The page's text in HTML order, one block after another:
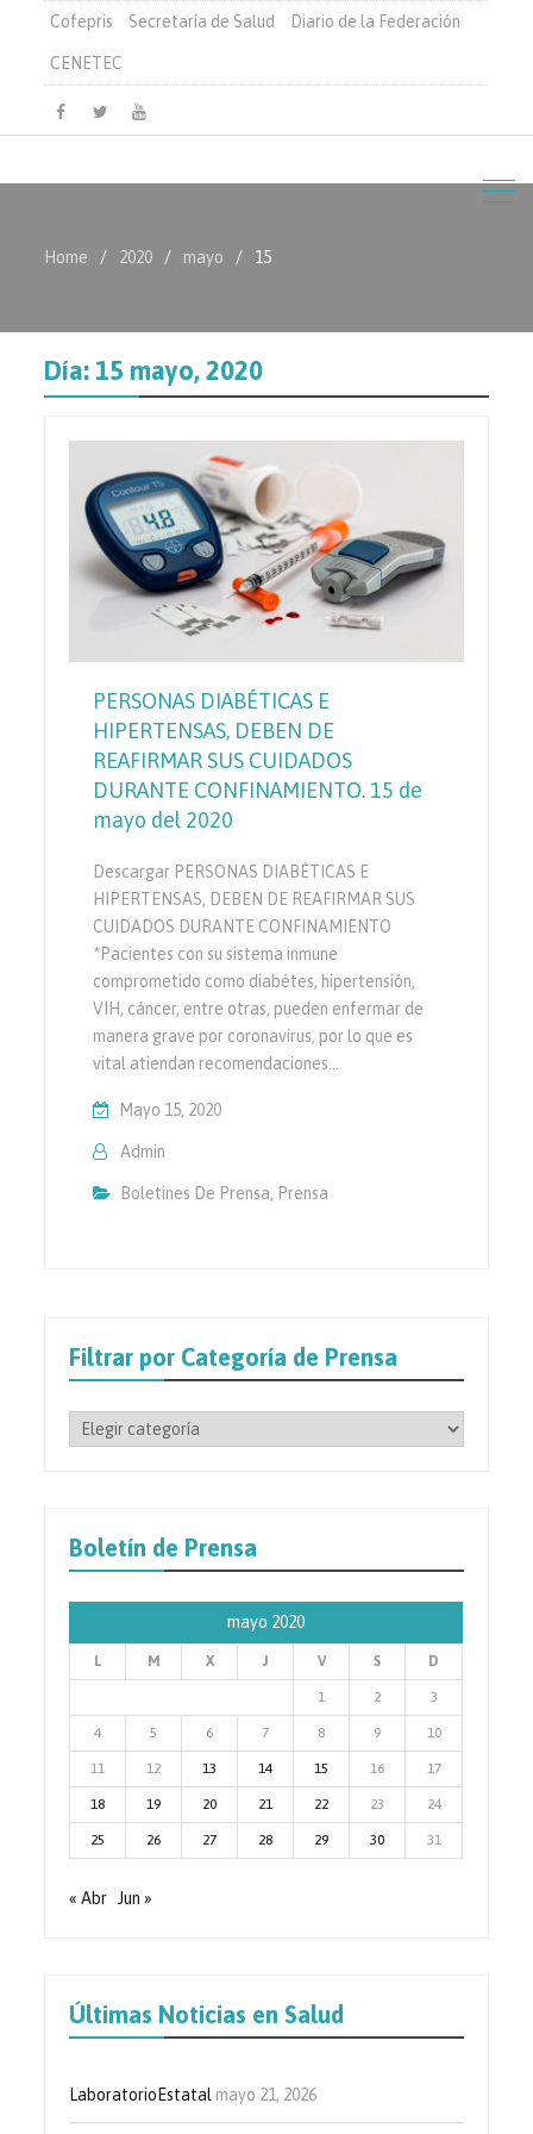
Cofepris Secretaría de Salud Diario de la Federación
CENETEC
Facebook
TwitterYoutube
Home 2020 mayo 15
Día: 15 mayo, 2020
PERSONAS DIABÉTICAS E
HIPERTENSAS, DEBEN DE
REAFIRMAR SUS CUIDADOS
DURANTE CONFINAMIENTO. 15 de
mayo del 2020
Descargar PERSONAS DIABÉTICAS E
HIPERTENSAS, DEBEN DE REAFIRMAR SUS
CUIDADOS DURANTE CONFINAMIENTO
*Pacientes con su sistema inmune
comprometido como diabétes, hipertensión,
VIH, cáncer, entre otras, pueden enfermar de
manera grave por coronavirus, por lo que es
vital atiendan recomendaciones…
Mayo 15, 2020
Admin
Boletines De Prensa, Prensa
Filtrar por Categoría de Prensa
Filtrar
Prensa
Boletín de Prensa
mayo 2020
L M X J V S D
1 2 3
4 5 6 7 8 9 10
11 12 13 14 15 16 17
18 19 20 21 22 23 24
25 26 27 28 29 30 31
« Abr Jun »
Últimas Noticias en Salud
LaboratorioEstatal mayo 21, 2026